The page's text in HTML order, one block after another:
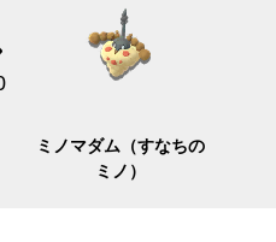
ミノマダム（すなちの
ミノ）